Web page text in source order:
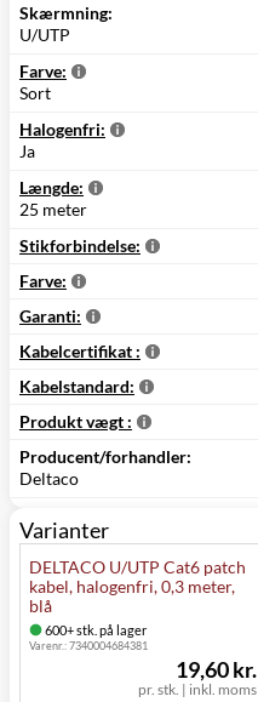
Skærmning:
U/UTP
Farve:
Sort
Halogenfri:
Ja
Længde:
25 meter
Stikforbindelse:
Farve:
Garanti:
Kabelcertifikat :
Kabelstandard:
Produkt vægt :
Producent/forhandler:
Deltaco
Varianter
DELTACO U/UTP Cat6 patch
kabel, halogenfri, 0,3 meter,
blå
600+ stk. på lager
Varenr.:7340004684381
pr. stk. | inkl. moms
19,60 kr.